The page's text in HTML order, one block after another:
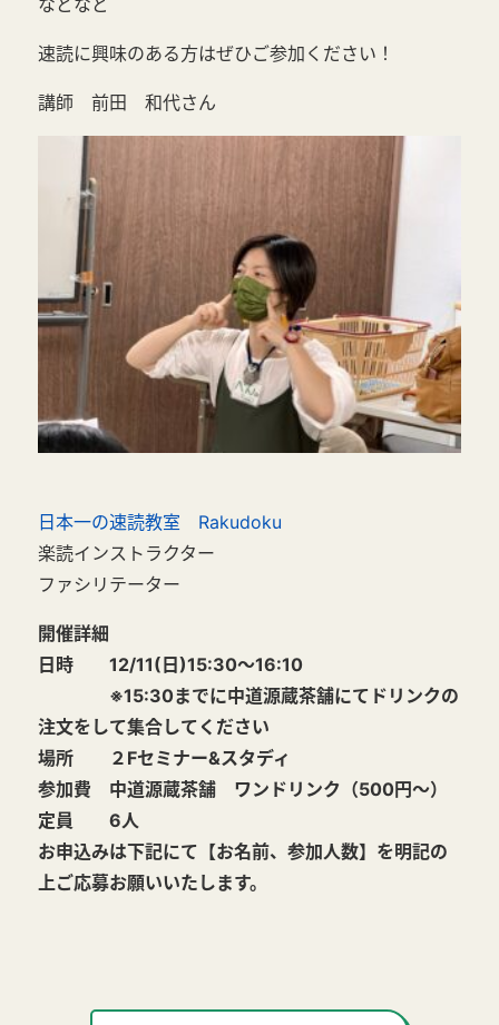
などなど
速読に興味のある方はぜひご参加ください！
講師 前田 和代さん
日本一の速読教室 Rakudoku
楽読インストラクター
ファシリテーター
開催詳細
日時 12/11(日)15:30～16:10
※15:30までに中道源蔵茶舗にてドリンクの
注文をして集合してください
場所 ２Fセミナー&スタディ
参加費 中道源蔵茶舗 ワンドリンク（500円～）
定員 6人
お申込みは下記にて【お名前、参加人数】を明記の
上ご応募お願いいたします。